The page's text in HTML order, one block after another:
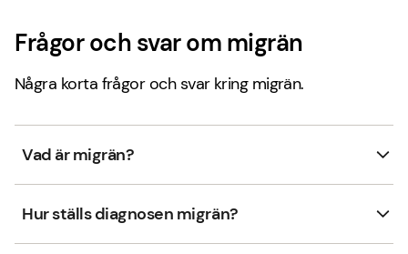
Frågor och svar om migrän
Några korta frågor och svar kring migrän.
Vad är migrän?
Hur ställs diagnosen migrän?